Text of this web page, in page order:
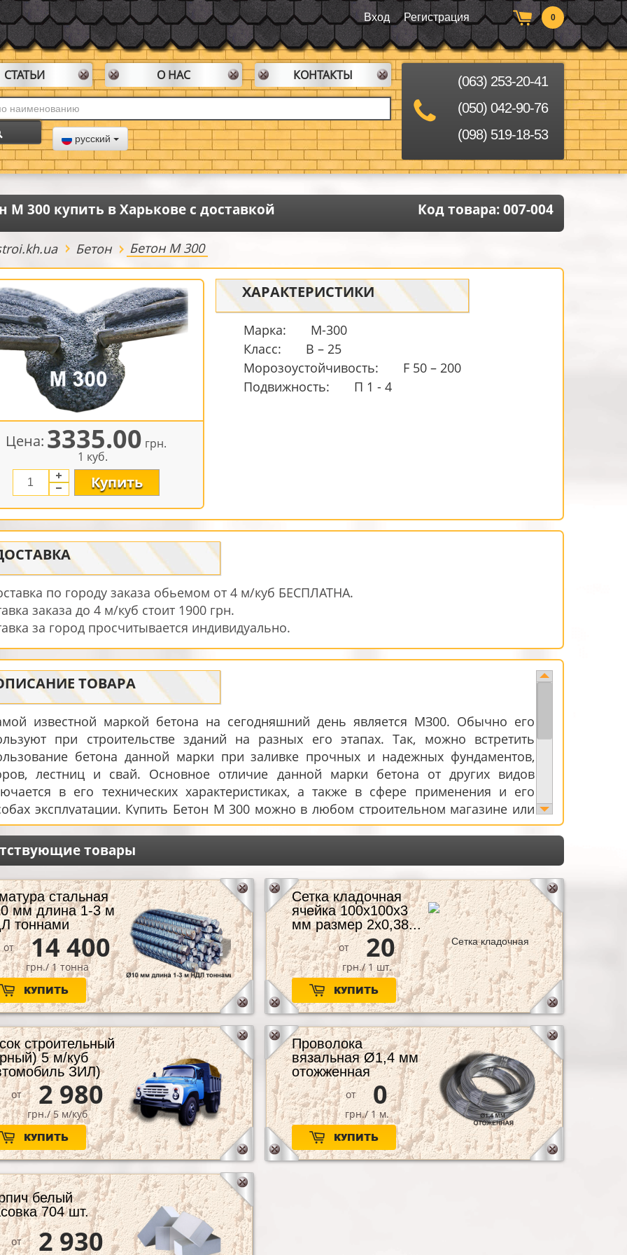
Вход Регистрация 0
СТАТЬИ О НАС КОНТАКТЫ
русский
(063) 253-20-41
(050) 042-90-76
(098) 519-18-53
М 300 купить в Харькове с доставкой Код товара:007-004
Бетон Бетон М 300
Цена: 3335.00 грн.
1 куб.
Купить
ХАРАКТЕРИСТИКИ
Марка:
М-300
Класс:
В – 25
Морозоустойчивость:
F 50 – 200
Подвижность:
П 1 - 4
по городу заказа обьемом от 4 м/куб БЕСПЛАТНА.
заказа до 4 м/куб стоит 1900 грн.
за город просчитывается индивидуально.
ТОВАРА
известной маркой бетона на сегодняшний день является МЗ00. Обычно его
при строительстве зданий на разных его этапах. Так, можно встретить
бетона данной марки при заливке прочных и надежных фундаментов,
лестниц и свай. Основное отличие данной марки бетона от других видов
в его технических характеристиках, а также в сфере применения и его
эксплуатации. Купить Бетон М 300 можно в любом строительном магазине или
на строительном рынке. Его приемлемая цена оправдывается тем, что, имея
и довольно простые инструменты, можно его сделать самостоятельно. При
стоит внимательно на упаковке изучить свойства такого материала, как бетон М
цена на который невысока. Известно, что для прочности такого материала
время. Бетон данной марки приобретает надежность и прочность лишь
после шести месяцев его использования. Но изменения в составе бетонной смеси
марки начинаются уже с той минуты, когда цемент начинают смешивать с водой.
изменения будут медленно протекать на протяжении двадцати восьми
Такой бетон после определенного срока способен выдерживать большие нагрузки.
товары
стальная
мм длина 1-3 м
тоннами
от 14 400
грн./ 1 тонна
КУПИТЬ
Сетка кладочная
ячейка 100х100х3
мм размер 2х0,38...
от 20
грн./ 1 шт.
КУПИТЬ
строительный
5 м/куб
ЗИЛ)
от 2 980
грн./ 5 м/куб
КУПИТЬ
Проволока
вязальная Ø1,4 мм
отожженная
от 0
грн./ 1 м.
КУПИТЬ
белый
704 шт.
от 2 930